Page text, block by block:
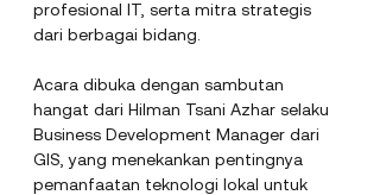
profesional IT, serta mitra strategis
dari berbagai bidang.
Acara dibuka dengan sambutan
hangat dari Hilman Tsani Azhar selaku
Business Development Manager dari
GIS, yang menekankan pentingnya
pemanfaatan teknologi lokal untuk